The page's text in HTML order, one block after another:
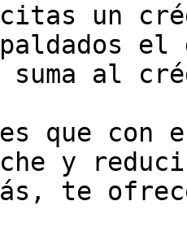
un
suma al
que con
y
te